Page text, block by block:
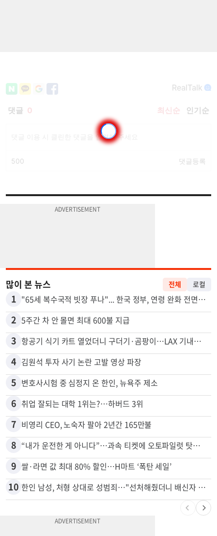
많이 본 뉴스
1
2 5주간 차 안 몰면 최대 600불 지급
3
4 김원석 투자 사기 논란 고발 영상 파장
5 변호사시험 중 심정지 온 한인, 뉴욕주 제소
6 취업 잘되는 대학 1위는?…하버드 3위
7 비영리 CEO, 노숙자 팔아 2년간 165만불
8
9 쌀·라면 값 최대 80% 할인…H마트 ‘폭탄 세일’
한인 남성, 처형 상대로 성범죄…"선처해줬더니 배신자 취급"